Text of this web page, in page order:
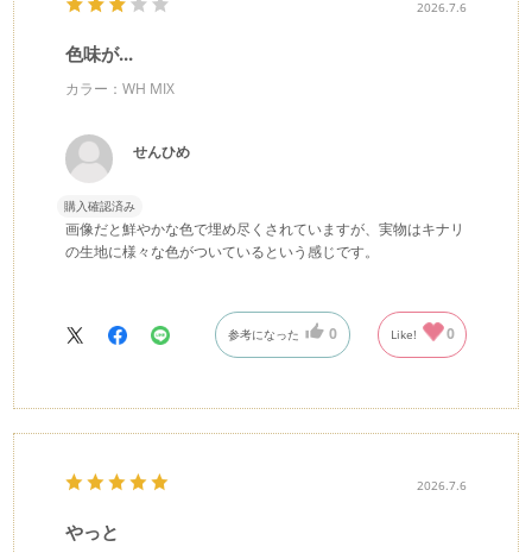
2026.7.6
色味が...
カラー：WH MIX
せんひめ
購入確認済み
画像だと鮮やかな色で埋め尽くされていますが、実物はキナリ
の生地に様々な色がついているという感じです。
参考になった 0 Like! 0
2026.7.6
やっと